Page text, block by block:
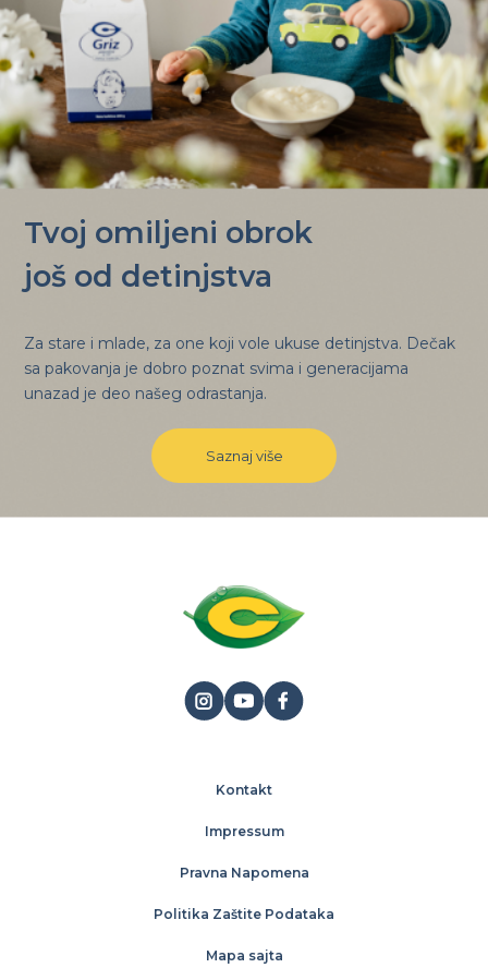
Tvoj omiljeni obrok
još od detinjstva
Za stare i mlade, za one koji vole ukuse detinjstva. Dečak
sa pakovanja je dobro poznat svima i generacijama
unazad je deo našeg odrastanja.
Saznaj više
Kontakt
Impressum
Pravna Napomena
Politika Zaštite Podataka
Mapa sajta